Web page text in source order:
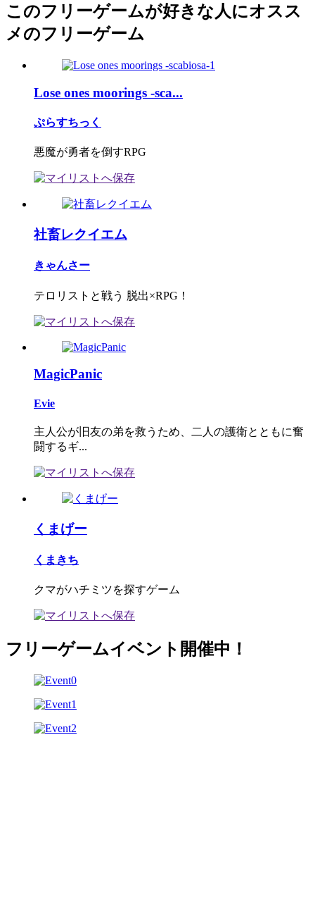
このフリーゲームが好きな人にオスス
メのフリーゲーム
Lose ones moorings -sca...
ぷらすちっく
悪魔が勇者を倒すRPG
社畜レクイエム
きゃんさー
テロリストと戦う 脱出×RPG！
MagicPanic
Evie
主人公が旧友の弟を救うため、二人の護衛とともに奮
闘するギ...
くまげー
くまきち
クマがハチミツを探すゲーム
フリーゲームイベント開催中！